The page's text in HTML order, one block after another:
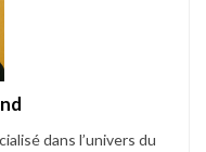
dans l’univers du